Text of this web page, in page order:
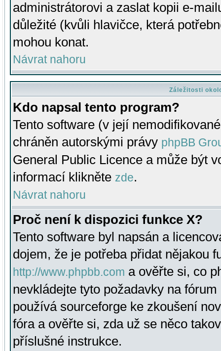
administrátorovi a zaslat kopii e-
důležité (kvůli hlavičce, která
mohou konat.
Návrat nahoru
Záležitosti
Kdo napsal tento program?
Tento software (v její
chráněn autorskými právy phpBB
General Public Licence a může být
informací klikněte zde.
Návrat nahoru
Proč není k dispozici funkce X?
Tento software byl napsán a
dojem, že je potřeba přidat nějakou
http://www.phpbb.com a ověřte si, co
nevkládejte tyto požadavky na
používá sourceforge ke zkoušení
fóra a ověřte si, zda už se něco
příslušné instrukce.